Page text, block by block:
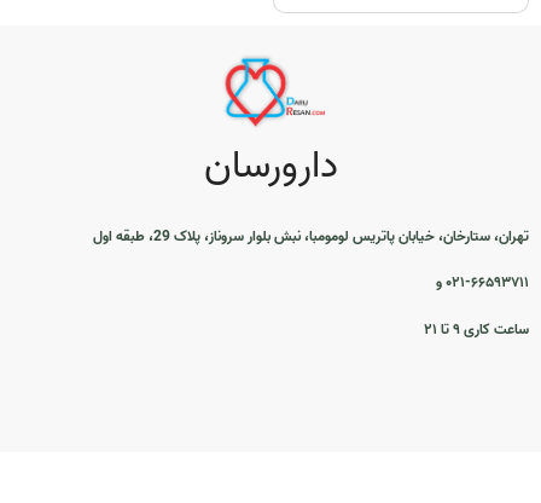
دارورسان
تهران، ستارخان، خیابان پاتریس لومومبا، نبش بلوار سروناز، پلاک 29، طبقه اول
۰۲۱-۶۶۵۹۳۷۱۱ و
ساعت کاری ۹ تا ۲۱